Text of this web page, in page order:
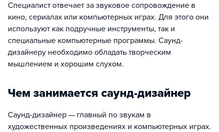
Специалист отвечает за звуковое сопровождение в
кино, сериалах или компьютерных играх. Для этого они
используют как подручные инструменты, так и
специальные компьютерные программы. Саунд-
дизайнеру необходимо обладать творческим
мышлением и хорошим слухом.
Чем занимается саунд-дизайнер
Саунд-дизайнер — главный по звукам в
художественных произведениях и компьютерных играх.